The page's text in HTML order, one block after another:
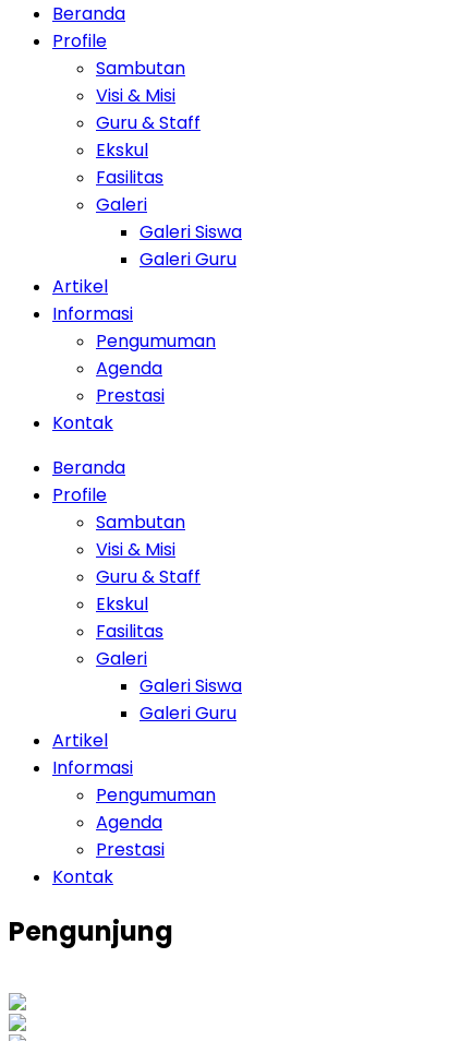
Beranda
Profile
Sambutan
Visi & Misi
Guru & Staff
Ekskul
Fasilitas
Galeri
Galeri Siswa
Galeri Guru
Artikel
Informasi
Pengumuman
Agenda
Prestasi
Kontak
Beranda
Profile
Sambutan
Visi & Misi
Guru & Staff
Ekskul
Fasilitas
Galeri
Galeri Siswa
Galeri Guru
Artikel
Informasi
Pengumuman
Agenda
Prestasi
Kontak
Pengunjung